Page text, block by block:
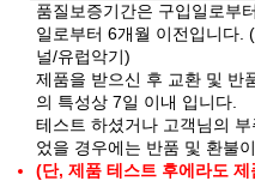
품질보증기간은 구입일로부
일로부터 6개월 이전입니다.
널/유럽악기)
제품을 받으신 후 교환 및 반
의 특성상 7일 이내 입니다.
테스트 하셨거나 고객님의
었을 경우에는 반품 및 환불
(단, 제품 테스트 후에라도